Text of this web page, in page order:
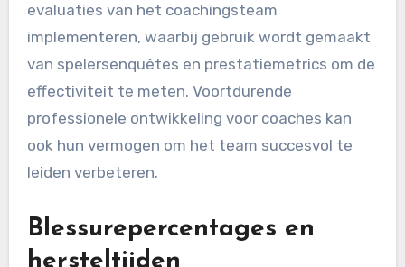
evaluaties van het coachingsteam
implementeren, waarbij gebruik wordt gemaakt
van spelersenquêtes en prestatiemetrics om de
effectiviteit te meten. Voortdurende
professionele ontwikkeling voor coaches kan
ook hun vermogen om het team succesvol te
leiden verbeteren.
Blessurepercentages en
hersteltijden